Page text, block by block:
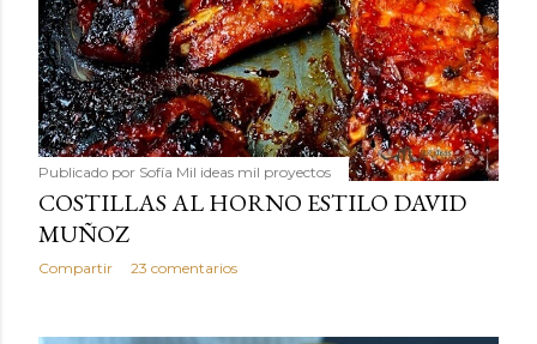
Publicado por Sofía Mil ideas mil proyectos
COSTILLAS AL HORNO ESTILO DAVID
MUÑOZ
Compartir 23 comentarios